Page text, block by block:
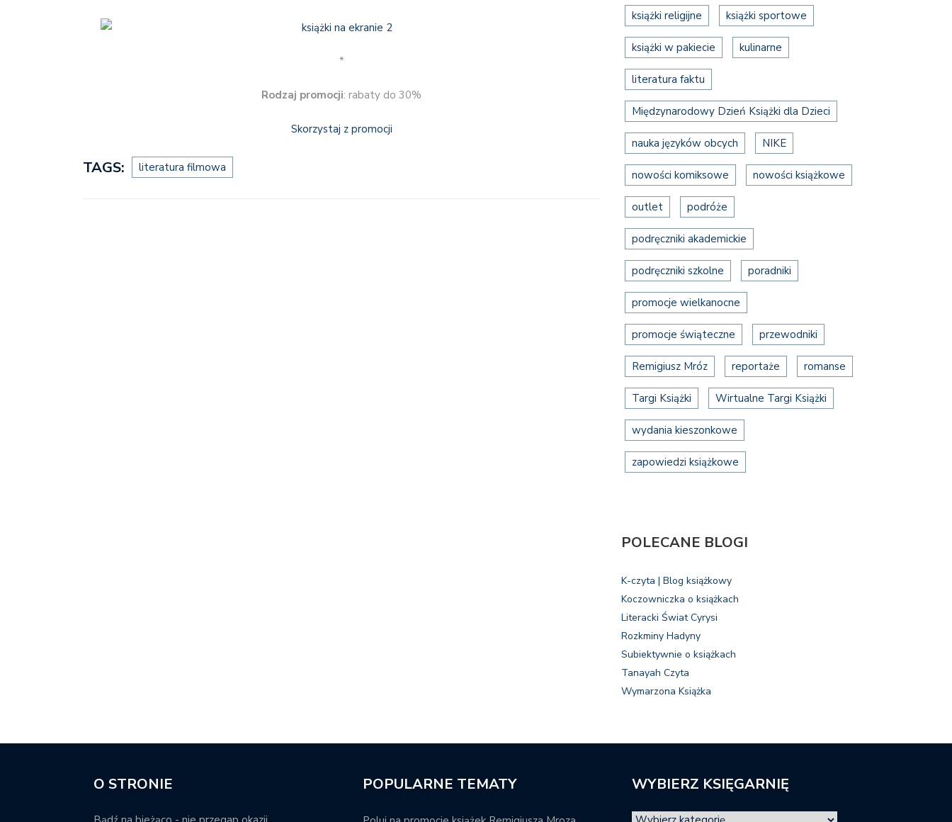
*
Rodzaj promocji: rabaty do 30%
Skorzystaj z promocji
TAGS: literatura filmowa
książki religijne książki sportowe
książki w pakiecie kulinarne
literatura faktu
Międzynarodowy Dzień Książki dla Dzieci
nauka języków obcych NIKE
nowości komiksowe nowości książkowe
outlet podróże
podręczniki akademickie
podręczniki szkolne poradniki
promocje wielkanocne
promocje świąteczne przewodniki
Remigiusz Mróz reportaże romanse
Targi Książki Wirtualne Targi Książki
wydania kieszonkowe
zapowiedzi książkowe
POLECANE BLOGI
K-czyta | Blog książkowy
Koczowniczka o książkach
Literacki Świat Cyrysi
Rozkminy Hadyny
Subiektywnie o książkach
Tanayah Czyta
Wymarzona Książka
O STRONIE POPULARNE TEMATY WYBIERZ KSIĘGARNIĘ